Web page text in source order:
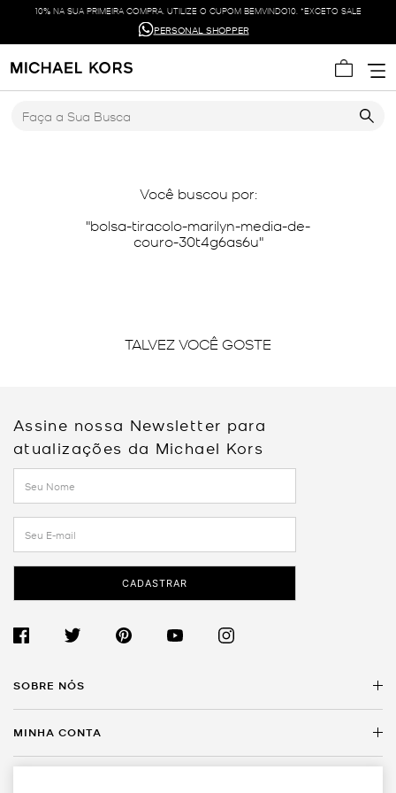
10% NA SUA PRIMEIRA COMPRA. UTILIZE O CUPOM BEMVINDO10. *EXCETO SALE
PERSONAL SHOPPER
Você buscou por:
bolsa-tiracolo-marilyn-media-de-
couro-30t4g6as6u
TALVEZ VOCÊ GOSTE
Assine nossa Newsletter para
atualizações da Michael Kors
CADASTRAR
SOBRE NÓS
Encontre uma Loja
MINHA CONTA